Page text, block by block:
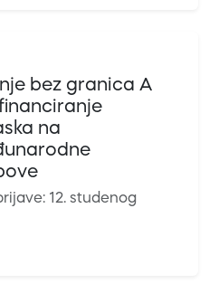
bez granica A
na
12. studenog